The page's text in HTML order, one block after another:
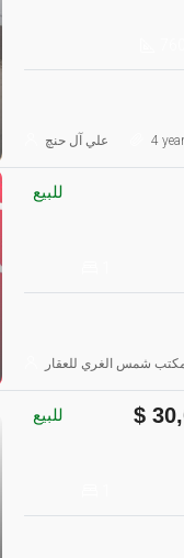
علي آل حنچ 4
للبيع
شمس الغري للعقار
للبيع